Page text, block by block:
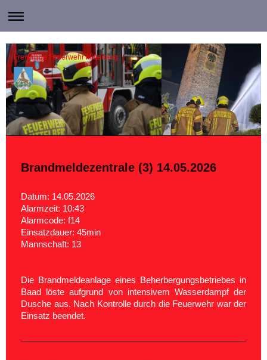
Freiwillige Feuerwehr Mittelberg
Brandmeldezentrale (3) 14.05.2026
Datum: 14.05.2026
Alarmzeit: 10:43
Alarmcode: f14
Einsatzdauer: 45min
Mannschaft: 13
Die Brandmeldeanlage eines Beherbergungsbetriebes in
Baad löste aufgrund von intensivem Wasserdampf der
Dusche aus. Nach Kontrolle durch die Feuerwehr war der
Einsatz beendet.